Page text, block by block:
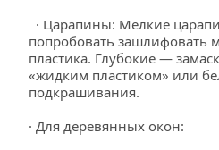
попробовать зашлифовать
пластика. Глубокие —
«жидким пластиком» или
подкрашивания.
· Для деревянных окон: